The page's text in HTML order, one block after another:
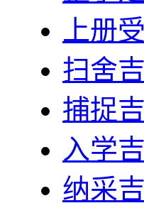
上册
扫舍
捕捉
入学
纳采